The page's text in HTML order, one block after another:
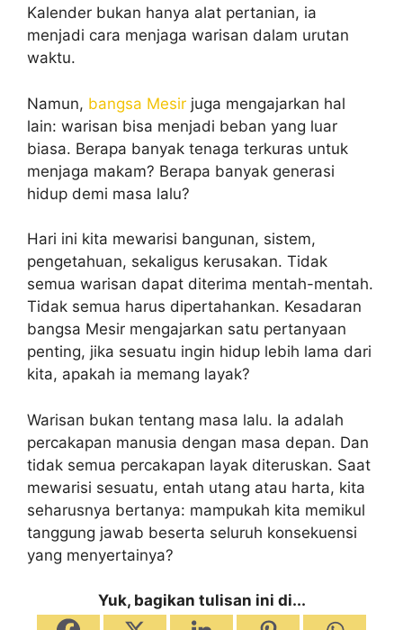
Kalender bukan hanya alat pertanian, ia
menjadi cara menjaga warisan dalam urutan
waktu.
Namun, bangsa Mesir juga mengajarkan hal
lain: warisan bisa menjadi beban yang luar
biasa. Berapa banyak tenaga terkuras untuk
menjaga makam? Berapa banyak generasi
hidup demi masa lalu?
Hari ini kita mewarisi bangunan, sistem,
pengetahuan, sekaligus kerusakan. Tidak
semua warisan dapat diterima mentah-mentah.
Tidak semua harus dipertahankan. Kesadaran
bangsa Mesir mengajarkan satu pertanyaan
penting, jika sesuatu ingin hidup lebih lama dari
kita, apakah ia memang layak?
Warisan bukan tentang masa lalu. Ia adalah
percakapan manusia dengan masa depan. Dan
tidak semua percakapan layak diteruskan. Saat
mewarisi sesuatu, entah utang atau harta, kita
seharusnya bertanya: mampukah kita memikul
tanggung jawab beserta seluruh konsekuensi
yang menyertainya?
Yuk, bagikan tulisan ini di...